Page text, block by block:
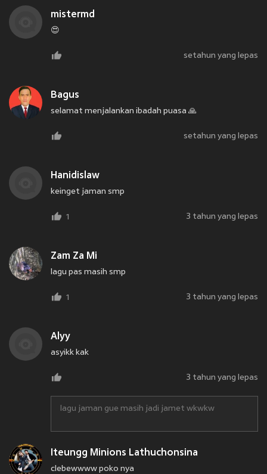
mistermd
😍
setahun yang lepas
Bagus
selamat menjalankan ibadah puasa 🙏
setahun yang lepas
Hanidislaw
keinget jaman smp
1 3 tahun yang lepas
Zam Za Mi
lagu pas masih smp
1 3 tahun yang lepas
Alyy
asyikk kak
3 tahun yang lepas
lagu jaman gue masih jadi jamet wkwkw
Iteungg Minions Lathuchonsina
clebewwww poko nya